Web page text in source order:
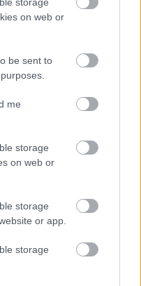
on web or
be sent to
me
storage
on web or
storage
or app.
storage
vezetéken
megújításával is készül
ötszázadik
négy óriáskábellel
és
több virág és új